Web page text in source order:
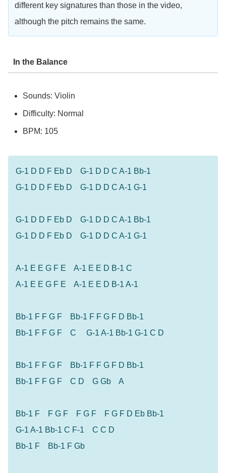
different key signatures than those in the video,
although the pitch remains the same.
In the Balance
Sounds:Violin
Difficulty: Normal
BPM: 105
G-1 D D F Eb D G-1 D D C A-1 Bb-1
G-1 D D F Eb D G-1 D D C A-1 G-1
G-1 D D F Eb D G-1 D D C A-1 Bb-1
G-1 D D F Eb D G-1 D D C A-1 G-1
A-1 E E G F E A-1 E E D B-1 C
A-1 E E G F E A-1 E E D B-1 A-1
Bb-1 F F G F Bb-1 F F G F D Bb-1
Bb-1 F F G F C G-1 A-1 Bb-1 G-1 C D
Bb-1 F F G F Bb-1 F F G F D Bb-1
Bb-1 F F G F C D G Gb A
Bb-1 F F G F F G F F G F D Eb Bb-1
G-1 A-1 Bb-1 C F-1 C C D
Bb-1 F Bb-1 F Gb